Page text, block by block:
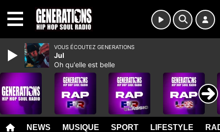
NEWS MUSIQUE SPORT LIFESTYLE
VOUS ÉCOUTEZ GENERATIONS
Jul
Oh qu'elle est belle